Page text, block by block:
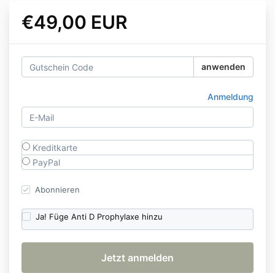
€49,00 EUR
anwenden
Anmeldung
Kreditkarte
PayPal
Abonnieren
Ja! Füge Anti D Prophylaxe hinzu